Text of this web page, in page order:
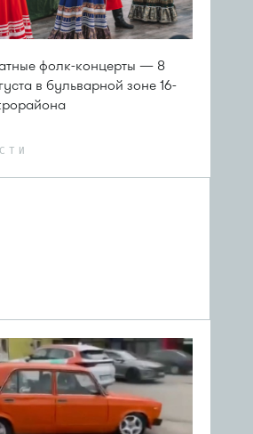
фолк-концерты — 8
в бульварной зоне 16-